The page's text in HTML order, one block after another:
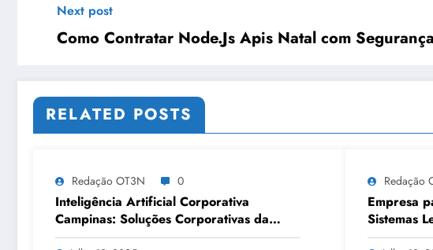
Next post
Como Contratar Node.Js Apis Natal com
RELATED POSTS
Redação OT3N 0
Inteligência Artificial Corporativa
Campinas: Soluções Corporativas da
OT3N Brasil – Guia 3083
Redação
Empresa
Sistemas
Horizonte